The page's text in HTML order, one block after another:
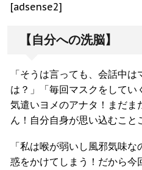
[adsense2]
【自分への洗脳】
「そうは言っても、会話中
は？」「毎回マスクをして
気遣いヨメのアナタ！まだま
ん！自分自身が思い込むこと
「私は喉が弱いし風邪気味
惑をかけてしまう！だから今